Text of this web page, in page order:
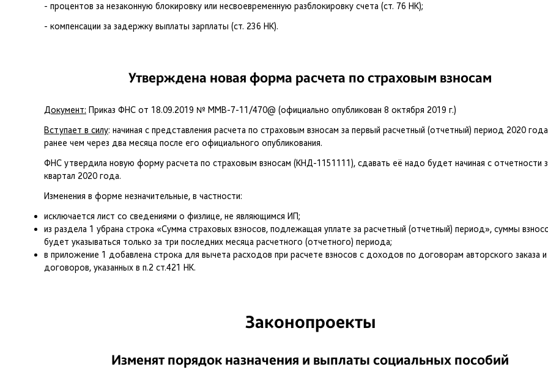
- процентов за незаконную блокировку или несвоевременную разблокировку счета (ст. 76 НК);
- компенсации за задержку выплаты зарплаты (ст. 236 НК).
Утверждена новая форма расчета по страховым взносам
Документ: Приказ ФНС от 18.09.2019 № ММВ-7-11/470@ (официально опубликован 8 октября 2019 г.)
Вступает в силу: начиная с представления расчета по страховым взносам за первый расчетный (отчетный) период 2020
ранее чем через два месяца после его официального опубликования.
ФНС утвердила новую форму расчета по страховым взносам (КНД-1151111), сдавать её надо будет начиная с отчетности
квартал 2020 года.
Изменения в форме незначительные, в частности:
исключается лист со сведениями о физлице, не являющимся ИП;
из раздела 1 убрана строка «Сумма страховых взносов, подлежащая уплате за расчетный (отчетный) период», суммы
будет указываться только за три последних месяца расчетного (отчетного) периода;
в приложение 1 добавлена строка для вычета расходов при расчете взносов с доходов по договорам авторского заказа
договоров, указанных в п.2 ст.421 НК.
Законопроекты
Изменят порядок назначения и выплаты социальных пособий